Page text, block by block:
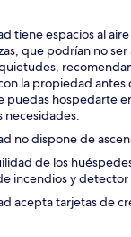
tiene espacios al
que podrían no
la propiedad antes
puedas hospedarte
necesidades.
no dispone de
de los
incendios y detector
acepta tarjetas de